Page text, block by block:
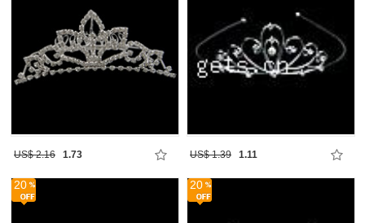
US$ 2.16 1.73 US$ 1.39 1.11
20 20